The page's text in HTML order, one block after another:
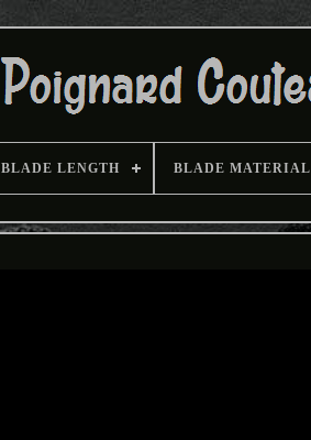
BLADE LENGTH BLADE MATERIAL